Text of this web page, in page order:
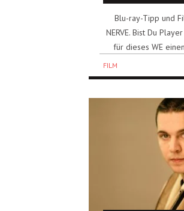
Blu-ray-Tipp und
NERVE. Bist Du
für dieses WE
FILM